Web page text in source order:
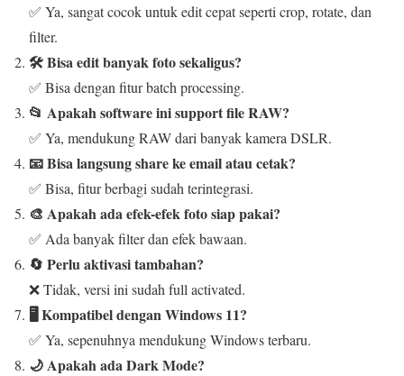
✅ Ya, sangat cocok untuk edit cepat seperti crop, rotate, dan
filter.
🛠️ Bisa edit banyak foto sekaligus?
✅ Bisa dengan fitur batch processing.
📂 Apakah software ini support file RAW?
✅ Ya, mendukung RAW dari banyak kamera DSLR.
📧 Bisa langsung share ke email atau cetak?
✅ Bisa, fitur berbagi sudah terintegrasi.
🎨 Apakah ada efek-efek foto siap pakai?
✅ Ada banyak filter dan efek bawaan.
🔄 Perlu aktivasi tambahan?
❌ Tidak, versi ini sudah full activated.
🖥️ Kompatibel dengan Windows 11?
✅ Ya, sepenuhnya mendukung Windows terbaru.
🌙 Apakah ada Dark Mode?